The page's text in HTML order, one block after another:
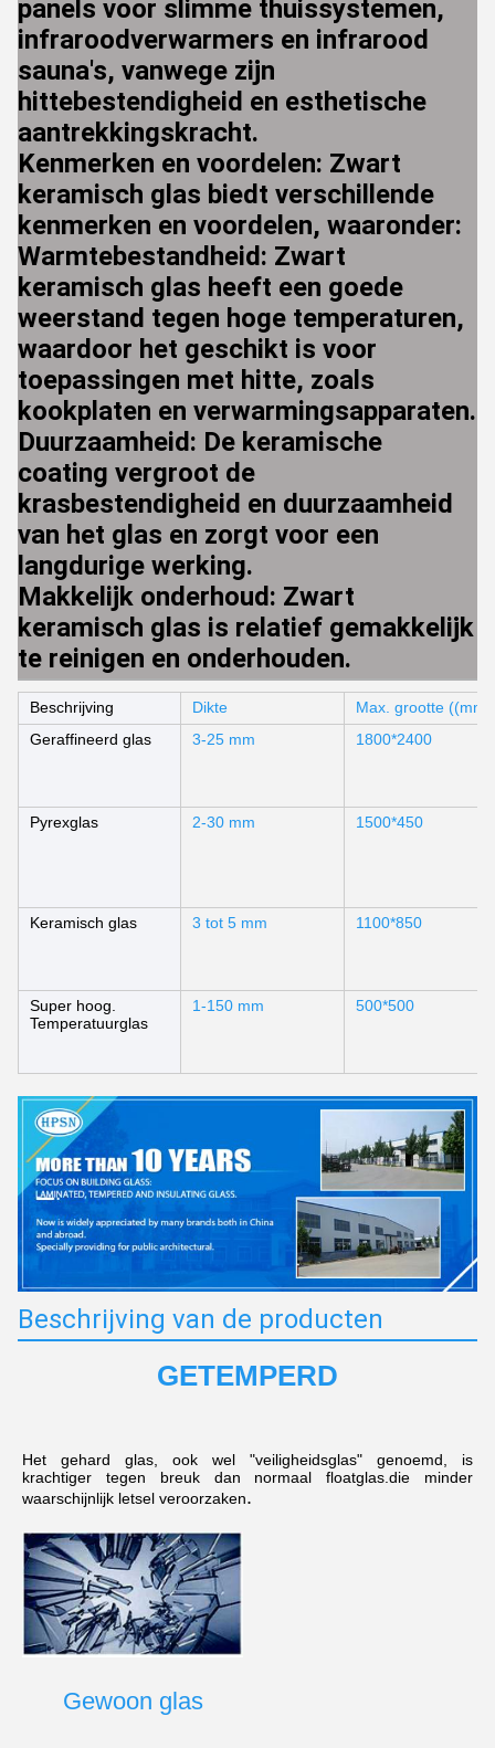
panels voor slimme thuissystemen,
infraroodverwarmers en infrarood
sauna's, vanwege zijn
hittebestendigheid en esthetische
aantrekkingskracht.
Kenmerken en voordelen: Zwart
keramisch glas biedt verschillende
kenmerken en voordelen, waaronder:
Warmtebestandheid: Zwart
keramisch glas heeft een goede
weerstand tegen hoge temperaturen,
waardoor het geschikt is voor
toepassingen met hitte, zoals
kookplaten en verwarmingsapparaten.
Duurzaamheid: De keramische
coating vergroot de
krasbestendigheid en duurzaamheid
van het glas en zorgt voor een
langdurige werking.
Makkelijk onderhoud: Zwart
keramisch glas is relatief gemakkelijk
te reinigen en onderhouden.
Beschrijving Dikte
Max. grootte ((mm)
Geraffineerd glas
3-25 mm 1800*2400
Pyrexglas 2-30 mm 1500*450
Keramisch glas 3 tot 5 mm 1100*850
Super hoog.
Temperatuurglas
1-150 mm 500*500
Beschrijving van de producten
GETEMPERD
Het gehard glas, ook wel "veiligheidsglas" genoemd, is
krachtiger tegen breuk dan normaal floatglas.die minder
waarschijnlijk letsel veroorzaken.
Gewoon glas